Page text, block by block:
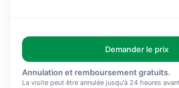
Demander le prix
Annulation et remboursement gratuits.
La visite peut être annulée jusqu'à 24 heures